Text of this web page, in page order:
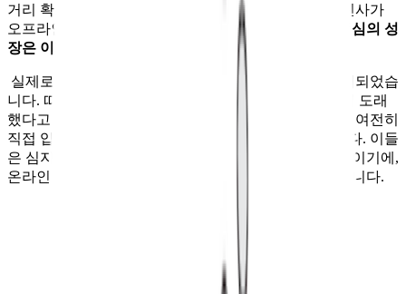
거리 확보를 위해 적극 확대하고자 합니다. 이처럼 무신사가
오프라인으로 나온 이유는 단순합니다.
온라인 채널 중심의 성
장은 이제 한계에 도달했다고 판단했기 때문입니다.
실제로 엔데믹 이후 온라인 쇼핑의 성장은 사실상 정체되었습
니다. 따라서 무신사는 새로운 성장 기회를 찾을 시점이 도래
했다고 판단한 것이고요. 더욱이 패션 카테고리의 경우 여전히
직접 입어보고 사야 한다는 고객층이 상당수 존재합니다. 이들
은 심지어 코로나 팬데믹 기간에도 꿈쩍하지 않던 이들이기에,
온라인 채널로 이들을 불러오는 건 상당히 어려운 일입니다.